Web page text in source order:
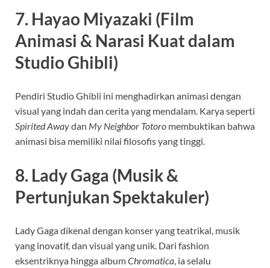
7. Hayao Miyazaki (Film
Animasi & Narasi Kuat dalam
Studio Ghibli)
Pendiri Studio Ghibli ini menghadirkan animasi dengan
visual yang indah dan cerita yang mendalam. Karya seperti
Spirited Awaydan My Neighbor Totoro membuktikan bahwa
animasi bisa memiliki nilai filosofis yang tinggi.
8. Lady Gaga (Musik &
Pertunjukan Spektakuler)
Lady Gaga dikenal dengan konser yang teatrikal, musik
yang inovatif, dan visual yang unik. Dari fashion
eksentriknya hingga albumChromatica , ia selalu